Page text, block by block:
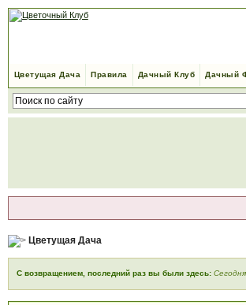
Цветущая Дача Правила Дачный Клуб Дачный
Цветущая Дача
С возвращением, последний раз вы были здесь: